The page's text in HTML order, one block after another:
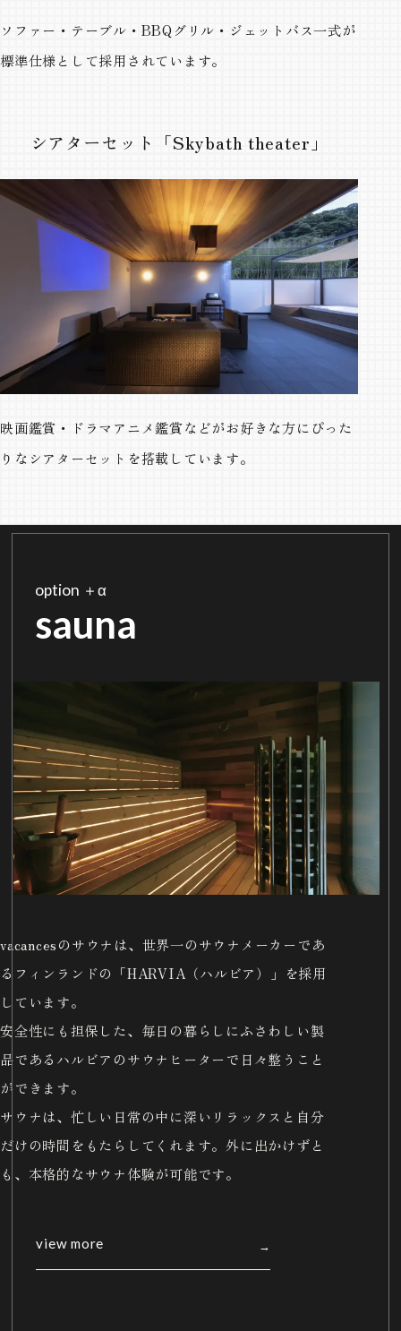
ソファー・テーブル・BBQグリル・ジェットバス一式が
標準仕様として採用されています。
シアターセット「Skybath theater」
映画鑑賞・ドラマアニメ鑑賞などがお好きな方にぴった
りなシアターセットを搭載しています。
option ＋α
sauna
vacancesのサウナは、世界一のサウナメーカーであ
るフィンランドの「HARVIA（ハルビア）」を採用
しています。
安全性にも担保した、毎日の暮らしにふさわしい製
品であるハルビアのサウナヒーターで日々整うこと
ができます。
サウナは、忙しい日常の中に深いリラックスと自分
だけの時間をもたらしてくれます。外に出かけずと
も、本格的なサウナ体験が可能です。
view more